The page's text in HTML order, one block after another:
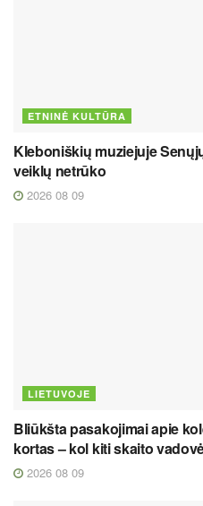
ETNINĖ KULTŪRA
Kleboniškių muziejuje
veiklų netrūko
2026 08 09
LIETUVOJE
Bliūkšta pasakojimai apie
kortas – kol kiti skaito
2026 08 09